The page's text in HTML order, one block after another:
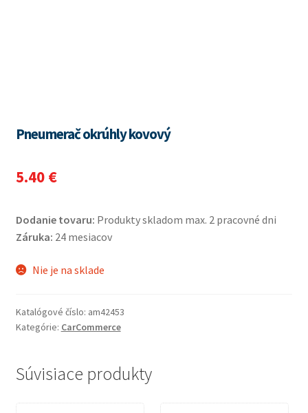
Pneumerač okrúhly kovový
5.40 €
Dodanie tovaru: Produkty skladom max. 2 pracovné dni
Záruka: 24 mesiacov
Nie je na sklade
Katalógové číslo: am42453
Kategórie: CarCommerce
Súvisiace produkty